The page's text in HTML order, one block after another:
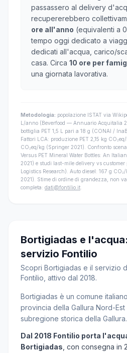
passassero al delivery
recupererebbero
ore all'anno (equivalenti a
tempo oggi dedicato a
dedicati all'acqua, carico/
casa. Circa 10 ore per
una giornata lavorativa.
Metodologia: popolazione ISTAT via
L/anno (Beverfood — Annuario Acquitalia
bottiglia PET 1,5 L pari a 18 g (CONAI /
Fattori LCA: produzione PET 2,15 kg
CO₂eq/kg (Springer 2021). Confronto
Versus PET Mineral Water Bottles: An
2021) e studi last-mile delivery vs customer
Logistics Research). Auto diesel: 167 g
2021). Stime di ordine di grandezza, non
completa: dati@fontilio.it
Bortigiadas e
servizio Fontilio
Scopri Bortigiadas e il servizio
Fontilio, attivo dal 2018.
Bortigiadas è un comune
provincia della Gallura Nord-
subregione storica della Gallura.
Dal 2018 Fontilio porta
Bortigiadas , con consegna in